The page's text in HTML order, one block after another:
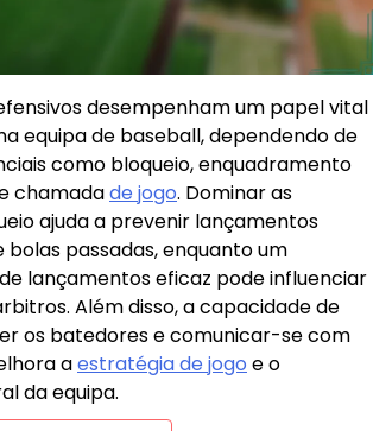
desempenham um papel vital
equipa de baseball, dependendo de
como bloqueio, enquadramento
chamadade jogo. Dominar as
ajuda a prevenir lançamentos
passadas, enquanto um
lançamentos eficaz pode influenciar
Além disso, a capacidade de
os batedores e comunicar-se com
aestratégia de jogo e o
da equipa.